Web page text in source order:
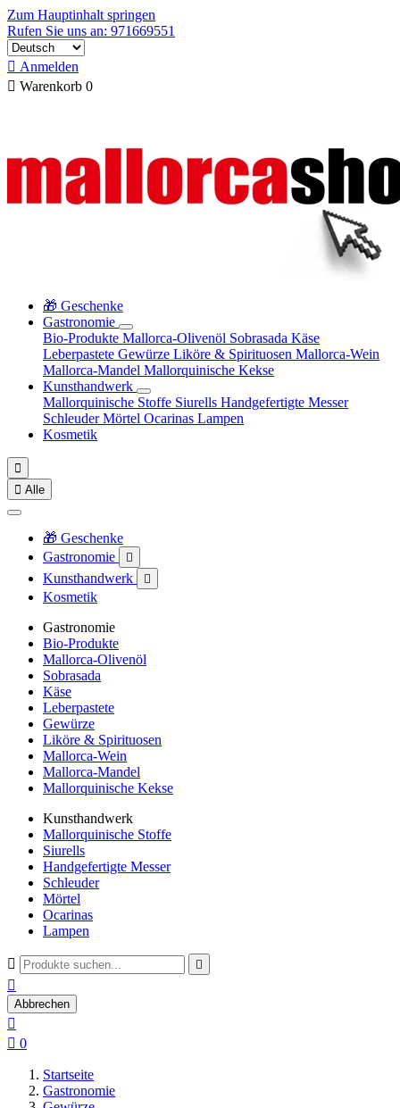
Zum Hauptinhalt springen
Rufen Sie uns an: 971669551
 Anmelden
 Warenkorb 0
🎁 Geschenke
Gastronomie
Bio-Produkte Mallorca-Olivenöl Sobrasada Käse
Leberpastete Gewürze Liköre & Spirituosen Mallorca-Wein
Mallorca-Mandel Mallorquinische Kekse
Kunsthandwerk
Mallorquinische Stoffe Siurells Handgefertigte Messer
SchleuderMörtel Ocarinas Lampen
Kosmetik

 Alle
🎁 Geschenke
Gastronomie

Kunsthandwerk 
Kosmetik
Gastronomie
Bio-Produkte
Mallorca-Olivenöl
Sobrasada
Käse
Leberpastete
Gewürze
Liköre & Spirituosen
Mallorca-Wein
Mallorca-Mandel
Mallorquinische Kekse
Kunsthandwerk
Mallorquinische Stoffe
Siurells
Handgefertigte Messer
Schleuder
Mörtel
Ocarinas
Lampen
 

Abbrechen

 0
Startseite
Gastronomie